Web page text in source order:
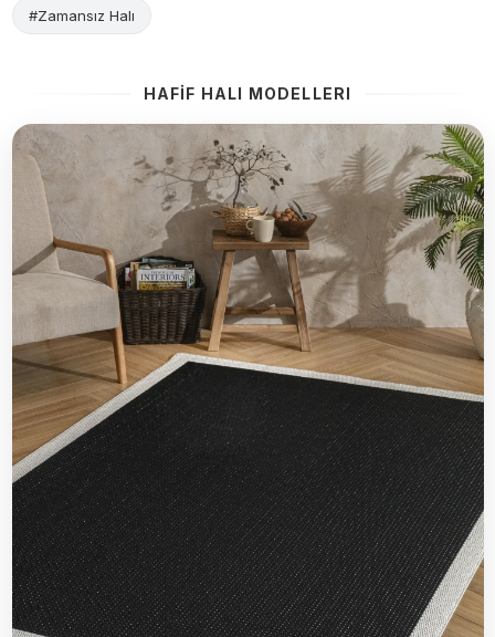
#Zamansız Halı
HAFİF HALI MODELLERI